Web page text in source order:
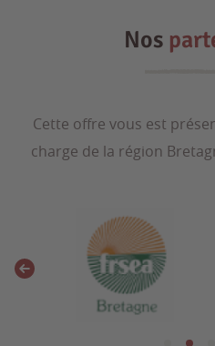
Nos
Cette offre vous est
charge de la région